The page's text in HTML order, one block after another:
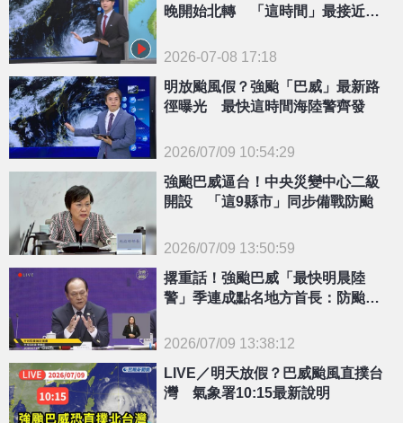
晚開始北轉 「這時間」最接近台
2026-07-08 17:18
{PLAYICON}
明放颱風假？強颱「巴威」最新路
徑曝光 最快這時間海陸警齊發
2026/07/09 10:54:29
{PLAYICON}
強颱巴威逼台！中央災變中心二級
開設 「這9縣市」同步備戰防颱
2026/07/09 13:50:59
{PLAYICON}
撂重話！強颱巴威「最快明晨陸
警」季連成點名地方首長：防颱應
2026/07/09 13:38:12
LIVE／明天放假？巴威颱風直撲台
灣 氣象署10:15最新說明